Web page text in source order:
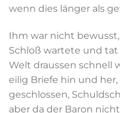
wenn dies länger als
Ihm war nicht
Schloß wartete und
Welt draussen schnell
eilig Briefe hin und
geschlossen,
aber da der Baron